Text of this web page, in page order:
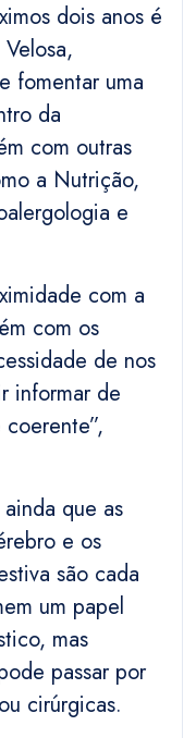
dois anos é
fomentar uma
da
com outras
a Nutrição,
e
com a
com os
de nos
informar de
que as
e os
são cada
um papel
mas
passar por
cirúrgicas.